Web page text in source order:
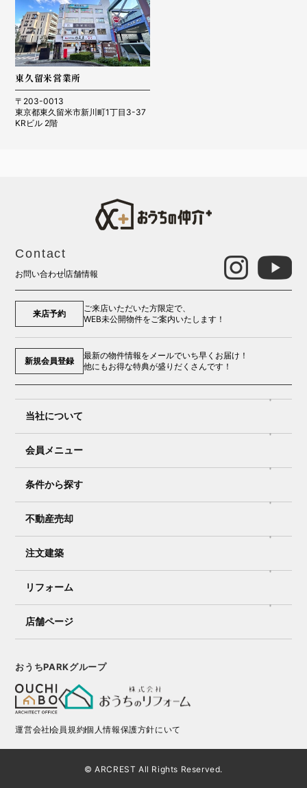
東久留米営業所
〒203-0013
東京都東久留米市新川町1丁目3-37
KRビル 2階
Contact
お問い合わせ 店舗情報
来店予約
ご来店いただいた方限定で、
WEB未公開物件をご案内いたします！
新規会員登録
最新の物件情報をメールでいち早くお届け！
他にもお得な特典が盛りだくさんです！
当社について
会員メニュー
条件から探す
不動産売却
注文建築
リフォーム
店舗ページ
おうちPARKグループ
運営会社会員規約個人情報保護方針にいて
© ARCREST All Rights Reserved.